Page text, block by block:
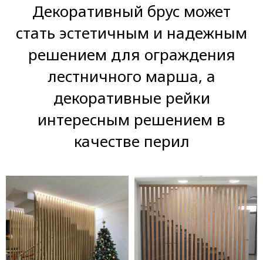
Декоративный брус может
стать эстетичным и надежным
решением для ограждения
лестничного марша, а
декоративные рейки
интересным решением в
качестве перил